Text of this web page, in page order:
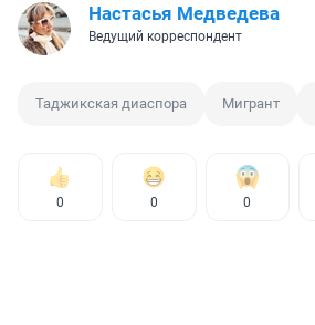
Настасья Медведева
Ведущий корреспондент
Таджикская диаспора Мигрант
0 0 0